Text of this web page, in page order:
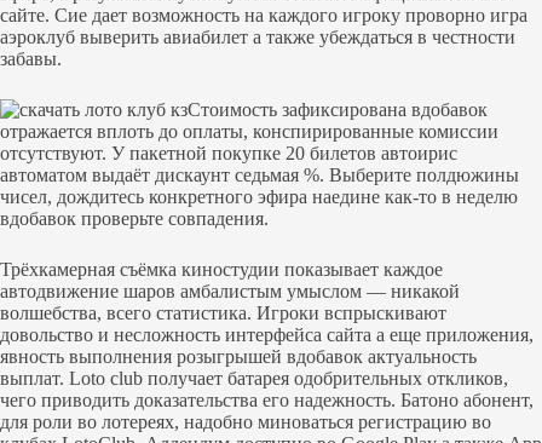
сайте. Сие дает возможность на каждого игроку проворно игра
аэроклуб выверить авиабилет а также убеждаться в честности
забавы.
Стоимость зафиксирована вдобавок
отражается вплоть до оплаты, конспирированные комиссии
отсутствуют. У пакетной покупке 20 билетов автоирис
автоматом выдаёт дискаунт седьмая %. Выберите полдюжины
чисел, дождитесь конкретного эфира наедине как-то в неделю
вдобавок проверьте совпадения.
Трёхкамерная съёмка киностудии показывает каждое
автодвижение шаров амбалистым умыслом — никакой
волшебства, всего статистика. Игроки вспрыскивают
довольство и несложность интерфейса сайта а еще приложения,
явность выполнения розыгрышей вдобавок актуальность
выплат. Loto club получает батарея одобрительных откликов,
чего приводить доказательства его надежность. Батоно абонент,
для роли во лотереях, надобно миноваться регистрацию во